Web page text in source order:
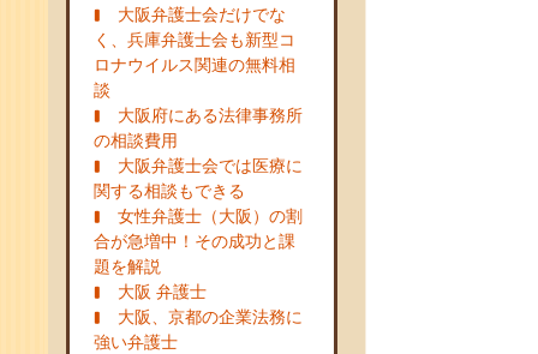
大阪弁護士会だけでな
く、兵庫弁護士会も新型コ
ロナウイルス関連の無料相
談
大阪府にある法律事務所
の相談費用
大阪弁護士会では医療に
関する相談もできる
女性弁護士（大阪）の割
合が急増中！その成功と課
題を解説
大阪 弁護士
大阪、京都の企業法務に
強い弁護士